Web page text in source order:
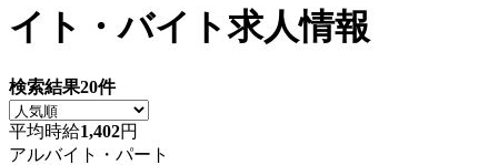
イト・バイト求人情報
検索結果20件
平均時給1,402円
アルバイト・パート